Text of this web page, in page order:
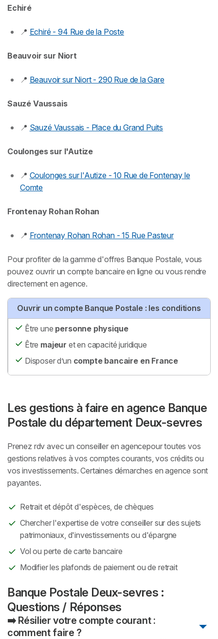
Echiré
📍 Echiré - 94 Rue de la Poste
Beauvoir sur Niort
📍 Beauvoir sur Niort - 290 Rue de la Gare
Sauzé Vaussais
📍 Sauzé Vaussais - Place du Grand Puits
Coulonges sur l'Autize
📍 Coulonges sur l'Autize - 10 Rue de Fontenay le
Comte
Frontenay Rohan Rohan
📍 Frontenay Rohan Rohan - 15 Rue Pasteur
Pour profiter de la gamme d'offres Banque Postale, vous
pouvez ouvrir un compte bancaire en ligne ou vous rendre
directement en agence.
Ouvrir un compte Banque Postale : les conditions
Être une personne physique
Être majeur et en capacité juridique
Disposer d’un compte bancaire en France
Les gestions à faire en agence Banque
Postale du département Deux-sevres
Prenez rdv avec un conseiller en agencepour toutes vos
gestions relatives à vos comptes courants, vos crédits ou
vos investissements. Certaines démarches en agence sont
payantes.
Retrait et dépôt d'espèces, de chèques
Chercher l'expertise de votre conseiller sur des sujets
patrimoniaux, d'investissements ou d'épargne
Vol ou perte de carte bancaire
Modifier les plafonds de paiement ou de retrait
Banque Postale Deux-sevres :
Questions / Réponses
➡️ Résilier votre compte courant :
comment faire ?